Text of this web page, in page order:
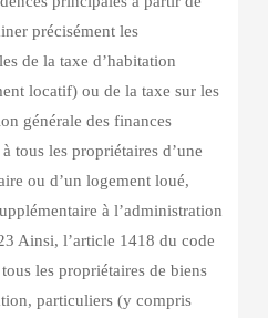
précisément les
de la taxe d’habitation
locatif) ou de la taxe sur les
générale des finances
tous les propriétaires d’une
ou d’un logement loué,
à l’administration
Ainsi, l’article 1418 du code
les propriétaires de biens
particuliers (y compris